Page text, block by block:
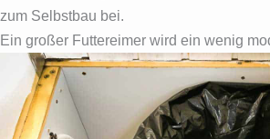
zum Selbstbau bei.
Ein großer Futtereimer wird ein wenig